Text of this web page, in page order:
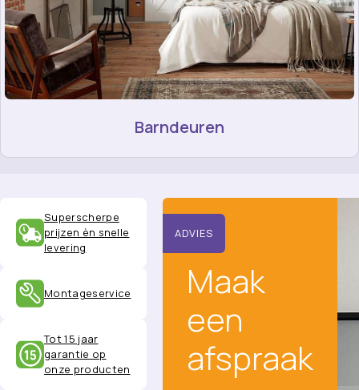
Barndeuren
Superscherpe
prijzen èn snelle
levering
Montageservice
Tot 15 jaar
garantie op
onze producten
ADVIES
Maak
een
afspraak